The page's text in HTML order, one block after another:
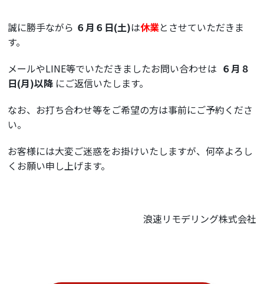
誠に勝手ながら ６月６日(土)は休業とさせていただきま
す。
メールやLINE等でいただきましたお問い合わせは ６月８
日(月)以降 にご返信いたします。
なお、お打ち合わせ等をご希望の方は事前にご予約くださ
い。
お客様には大変ご迷惑をお掛けいたしますが、何卒よろし
くお願い申し上げます。
浪速リモデリング株式会社